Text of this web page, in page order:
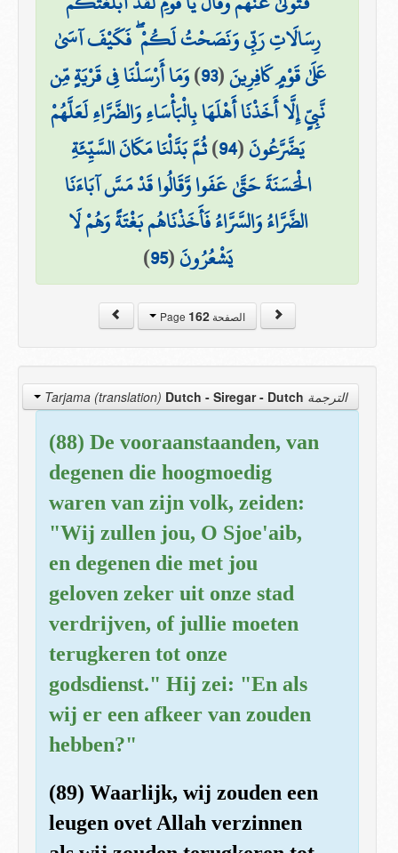
رِسَالَاتِ رَبِّي وَنَصَحْتُ لَكُمْ ۖ فَكَيْفَ آسَىٰ
عَلَىٰ قَوْمٍ كَافِرِينَ(
93
)وَمَا أَرْسَلْنَا فِي قَرْيَةٍ مِّن
نَّبِيٍّ إِلَّا أَخَذْنَا أَهْلَهَا بِالْبَأْسَاءِ وَالضَّرَّاءِ لَعَلَّهُمْ
يَضَّرَّعُونَ(
94
)ثُمَّ بَدَّلْنَا مَكَانَ السَّيِّئَةِ
الْحَسَنَةَ حَتَّىٰ عَفَوا وَّقَالُوا قَدْ مَسَّ آبَاءَنَا
الضَّرَّاءُ وَالسَّرَّاءُ فَأَخَذْنَاهُم بَغْتَةً وَهُمْ لَا
يَشْعُرُونَ(
95
)
الصفحة Page162
الترجمة Tarjama (translation) Dutch - Siregar- Dutch
(88) De vooraanstaanden, van
degenen die hoogmoedig
waren van zijn volk, zeiden:
"Wij zullen jou, O Sjoe'aib,
en degenen die met jou
geloven zeker uit onze stad
verdrijven, of jullie moeten
terugkeren tot onze
godsdienst." Hij zei: "En als
wij er een afkeer van zouden
hebben?"
(89) Waarlijk, wij zouden een
leugen ovet Allah verzinnen